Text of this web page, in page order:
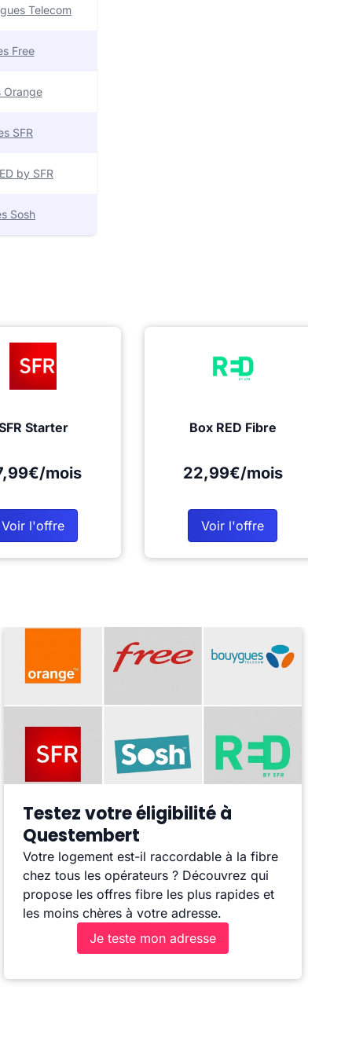
Telecom
Free
Orange
SFR
by SFR
Sosh
Starter
mois
Voir l'offre
Box RED Fibre
22,99€/mois
Voir l'offre
Testez votre éligibilité à
Questembert
Votre logement est-il raccordable à la fibre
chez tous les opérateurs ? Découvrez qui
propose les offres fibre les plus rapides et
les moins chères à votre adresse.
Je teste mon adresse